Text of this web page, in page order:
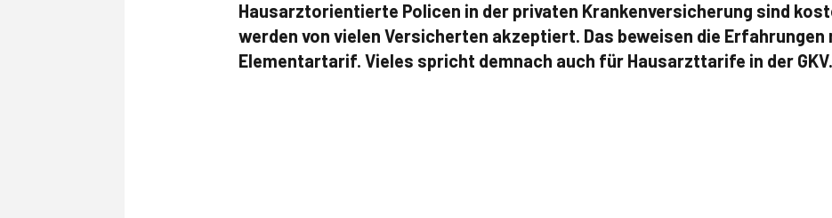
Hausarztorientierte Policen in der privaten Krankenversicherung sind
werden von vielen Versicherten akzeptiert. Das beweisen die Erfahrungen
Elementartarif. Vieles spricht demnach auch für Hausarzttarife in der GKV.